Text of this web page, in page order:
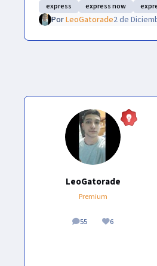
express express now
PorLeoGatorade2 de
LeoGatorade
Premium
55
publicaciones
6
Reputación